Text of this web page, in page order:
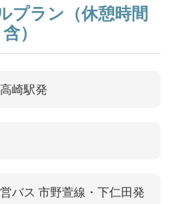
プラン（休憩時間
含）
崎駅発
バス 市野萱線・下仁田発